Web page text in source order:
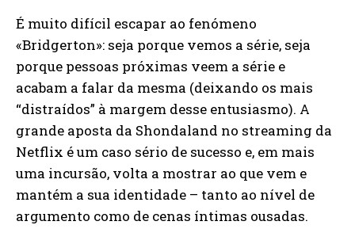
É muito difícil escapar ao fenómeno
«Bridgerton»: seja porque vemos a série, seja
porque pessoas próximas veem a série e
acabam a falar da mesma (deixando os mais
“distraídos” à margem desse entusiasmo). A
grande aposta da Shondaland no streaming da
Netflix é um caso sério de sucesso e, em mais
uma incursão, volta a mostrar ao que vem e
mantém a sua identidade – tanto ao nível de
argumento como de cenas íntimas ousadas.